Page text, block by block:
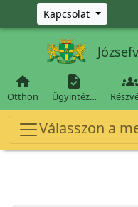
Ugrás a fő tartalomra
Kapcsolat

Otthon

Ügyintéz…

Válasszon a